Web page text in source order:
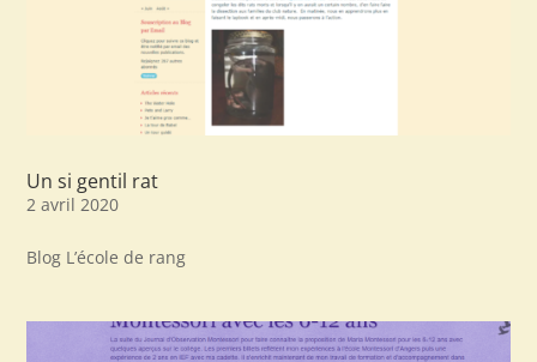
Un si gentil rat
2 avril 2020
Blog L’école de rang